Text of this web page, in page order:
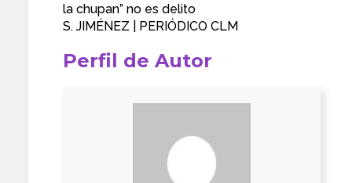
la chupan” no es delito
S. JIMÉNEZ | PERIÓDICO CLM
Perfil de Autor